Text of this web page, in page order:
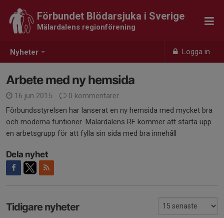
Nyheter Logga in
Förbundet Blödarsjuka i Sverige
Mälardalens regionförening
Arbete med ny hemsida
16 jun 2015
0 kommentarer
Förbundsstyrelsen har lanserat en ny hemsida med mycket bra
och moderna funtioner. Mälardalens RF kommer att starta upp
en arbetsgrupp för att fylla sin sida med bra innehåll
Dela nyhet
Tidigare nyheter